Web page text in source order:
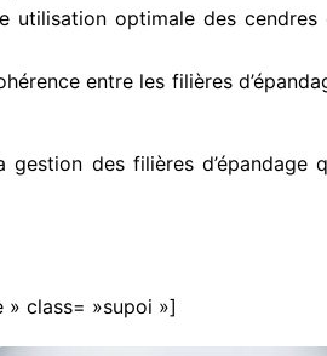
utilisation optimale des cendres
entre les filières
des filières d’épandage
class= »supoi »]